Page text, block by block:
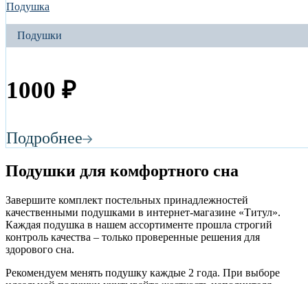
Подушка
Подушки
1000 ₽
Подробнее
Подушки для комфортного сна
Завершите комплект постельных принадлежностей
качественными подушками в интернет-магазине «Титул».
Каждая подушка в нашем ассортименте прошла строгий
контроль качества – только проверенные решения для
здорового сна.
Рекомендуем менять подушку каждые 2 года. При выборе